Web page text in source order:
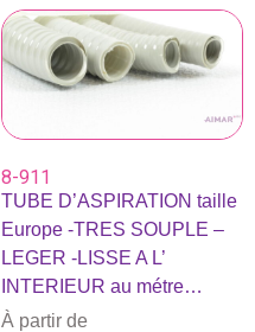
8-911
TUBE D’ASPIRATION taille
Europe -TRES SOUPLE –
LEGER -LISSE A L’
INTERIEUR au métre…
À partir de